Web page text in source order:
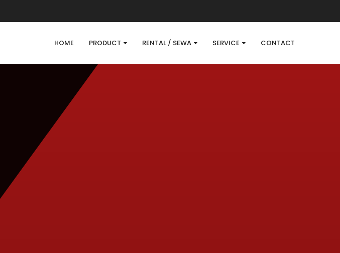
HOME PRODUCT RENTAL / SEWA SERVICE CONTACT